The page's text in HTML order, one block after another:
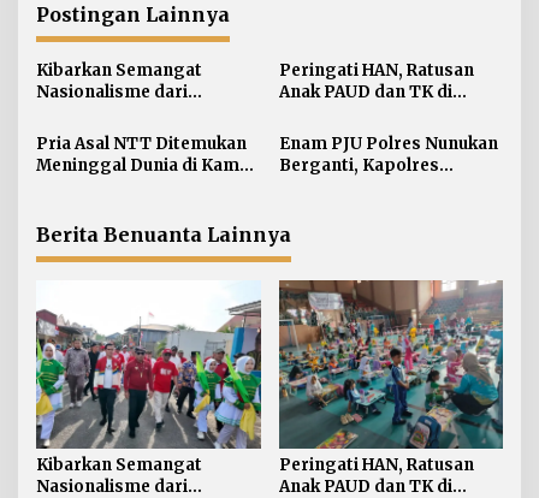
a
s
i
p
o
s
Postingan Lainnya
Kibarkan Semangat
Nasionalisme dari
Merah Putih 81 Meter
Dibentangkan di Sebatik
Peringati HAN, Ratusan
Anak PAUD dan TK di
Lomba Menggambar dan
Mewarnai
Pria Asal NTT Ditemukan
Meninggal Dunia di Kamar
Enam PJU Polres Nunukan
Berganti, Kapolres
Berita Benuanta Lainnya
Kibarkan Semangat
Nasionalisme dari
Peringati HAN, Ratusan
Anak PAUD dan TK di